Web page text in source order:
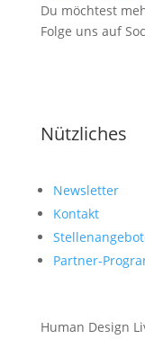
Du möchtest
Folge uns auf
Nützliches
Newsletter
Kontakt
Partner-
Human Design